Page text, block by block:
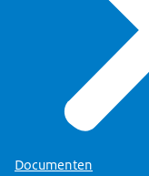
Documenten